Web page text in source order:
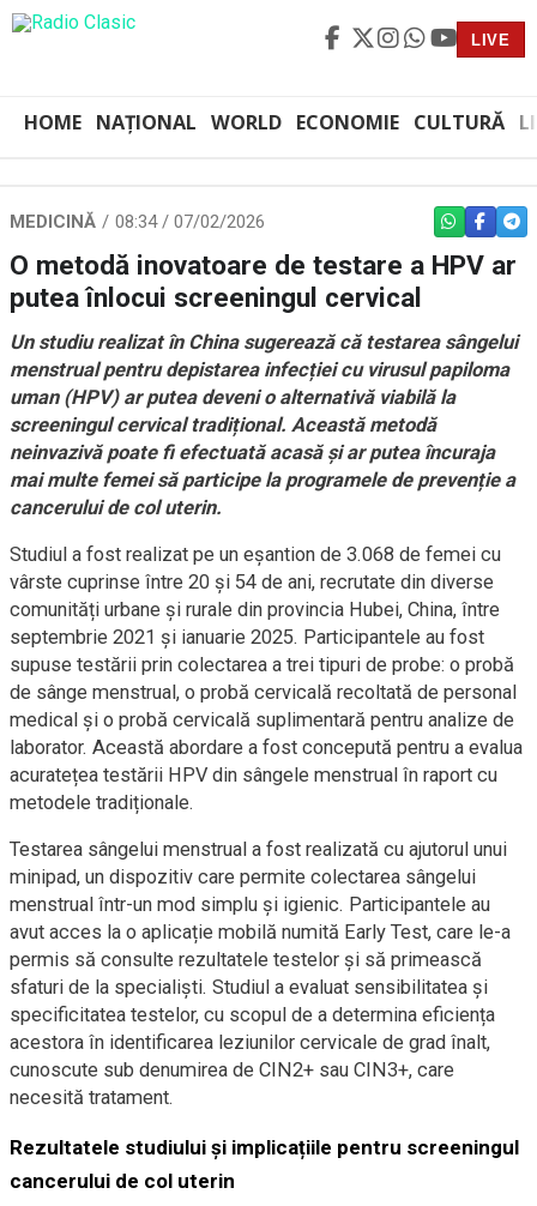
LIVE
HOME NAȚIONAL WORLD ECONOMIE CULTURĂ
MEDICINĂ 08:34 / 07/02/2026 WHATSAPP
O metodă inovatoare de testare a HPV ar
putea înlocui screeningul cervical
Un studiu realizat în China sugerează că testarea sângelui
menstrual pentru depistarea infecției cu virusul papiloma
uman (HPV) ar putea deveni o alternativă viabilă la
screeningul cervical tradițional. Această metodă
neinvazivă poate fi efectuată acasă și ar putea încuraja
mai multe femei să participe la programele de prevenție a
cancerului de col uterin.
Studiul a fost realizat pe un eșantion de 3.068 de femei cu
vârste cuprinse între 20 și 54 de ani, recrutate din diverse
comunități urbane și rurale din provincia Hubei, China, între
septembrie 2021 și ianuarie 2025. Participantele au fost
supuse testării prin colectarea a trei tipuri de probe: o probă
de sânge menstrual, o probă cervicală recoltată de personal
medical și o probă cervicală suplimentară pentru analize de
laborator. Această abordare a fost concepută pentru a evalua
acuratețea testării HPV din sângele menstrual în raport cu
metodele tradiționale.
Testarea sângelui menstrual a fost realizată cu ajutorul unui
minipad, un dispozitiv care permite colectarea sângelui
menstrual într-un mod simplu și igienic. Participantele au
avut acces la o aplicație mobilă numită Early Test, care le-a
permis să consulte rezultatele testelor și să primească
sfaturi de la specialiști. Studiul a evaluat sensibilitatea și
specificitatea testelor, cu scopul de a determina eficiența
acestora în identificarea leziunilor cervicale de grad înalt,
cunoscute sub denumirea de CIN2+ sau CIN3+, care
necesită tratament.
Rezultatele studiului și implicațiile pentru screeningul
cancerului de col uterin